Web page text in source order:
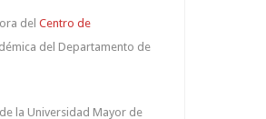
del Centro de
del Departamento de
la Universidad Mayor de